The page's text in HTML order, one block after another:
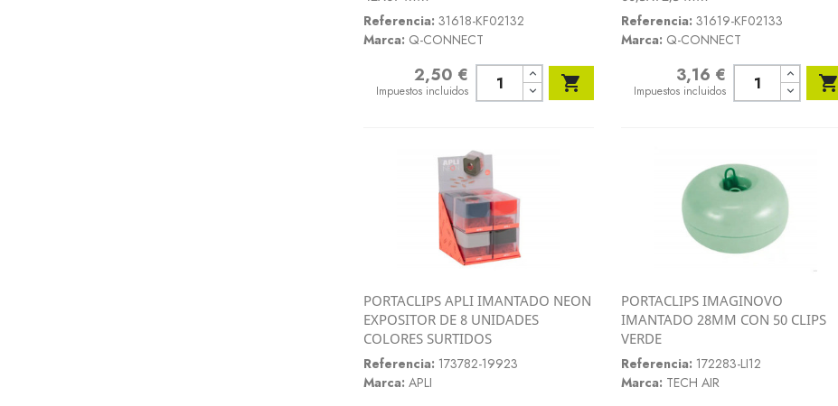
Referencia: 31618-KF02132
Marca: Q-CONNECT
2,50 €
Impuestos incluidos 
Referencia: 31619-KF02133
Marca: Q-CONNECT
3,16 €
Impuestos incluidos 
Vista rápida
PORTACLIPS APLI IMANTADO NEON
EXPOSITOR DE 8 UNIDADES
COLORES SURTIDOS
Referencia: 173782-19923
Marca: APLI
Vista rápida
PORTACLIPS IMAGINOVO
IMANTADO 28MM CON 50 CLIPS
VERDE
Referencia: 172283-LI12
Marca: TECH AIR